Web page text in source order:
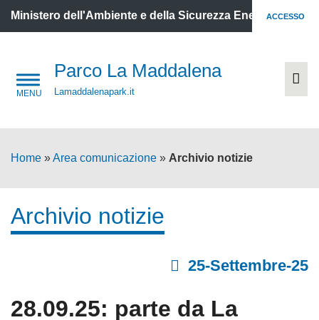
Ministero dell'Ambiente e della Sicurezza Energetica
ACCESSO
Parco La Maddalena
Lamaddalenapark.it
Home »Area comunicazione » Archivio notizie
Archivio notizie
25-Settembre-25
28.09.25: parte da La